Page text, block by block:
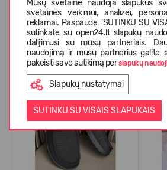
Mūsų svetainė naudoja slapukus
svetainės veikimui, analizei,
reklamai. Paspaudę "SUTINKU SU
sutinkate su open24.lt slapukų
dalijimusi su mūsų partneriais.
naudojimą ir mūsų partnerius galite
pakeisti savo sutikimą perslapukų
Slapukų nustatymai
SUTINKU SU VISAIS SLAPUKAIS
Panašios
-29%
PERKAMIAUSIAS